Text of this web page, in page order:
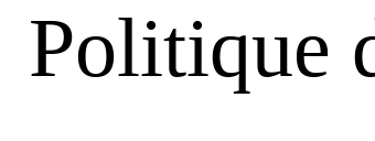
Politique